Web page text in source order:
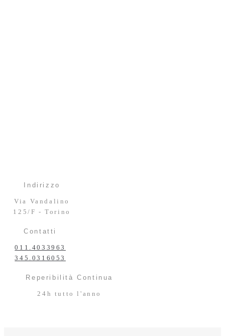
Indirizzo
Via Vandalino
125/F - Torino
Contatti
011.4033963
345.0316053
Reperibilità Continua
24h tutto l'anno